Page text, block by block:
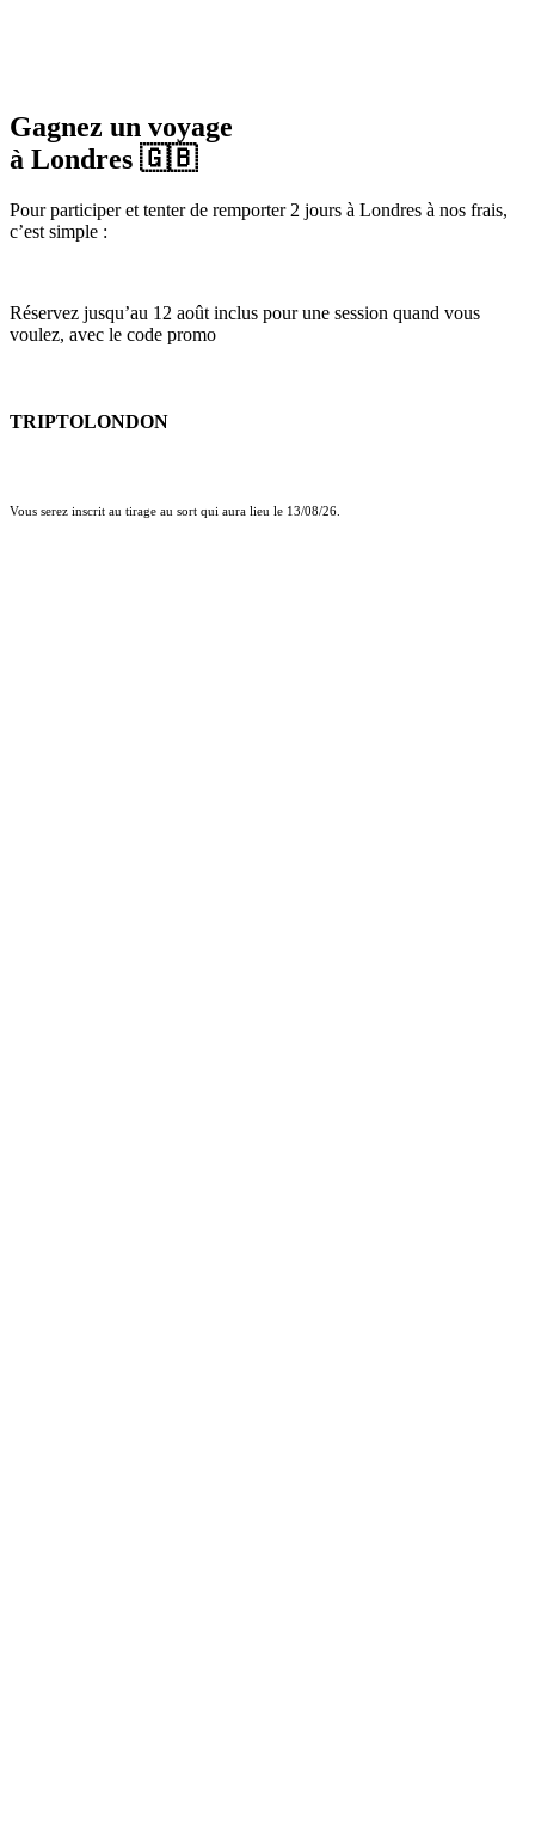
Gagnez un voyage
à Londres 🇬🇧
Pour participer et tenter de remporter 2 jours à Londres à nos frais,
c’est simple :
Réservez jusqu’au 12 août inclus pour une session quand vous
voulez, avec le code promo
TRIPTOLONDON
Vous serez inscrit au tirage au sort qui aura lieu le 13/08/26.